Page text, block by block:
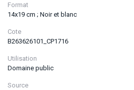
Format
14x19 cm ; Noir et blanc
Cote
B263626101_CP1716
Utilisation
Domaine public
Source